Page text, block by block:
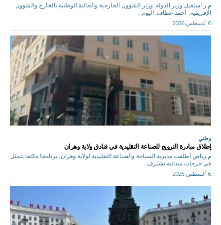
م.ر استقبل وزير الدولة, وزير الشؤون الخارجية والجالية الوطنية بالخارج والشؤون
الإفريقية, أحمد عطاف, اليوم...
6 أغسطس 2026
وطني
إطلاق مبادرة الترويج للصناعة التقليدية في فنادق ولاية وهران
م.رياض أطلقت مديرية السياحة والصناعة التقليدية لولاية وهران، برنامجا مكثفا يتمثل
في خرجات ميدانية يشىرف...
6 أغسطس 2026